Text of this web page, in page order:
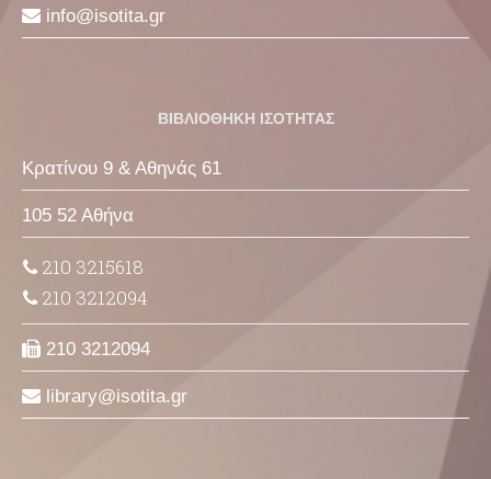
info isotita gr
ΒΙΒΛΙΟΘΗΚΗ ΙΣΟΤΗΤΑΣ
Κρατίνου 9 & Αθηνάς 61
105 52 Αθήνα
210 3215618
210 3212094
210 3212094
library isotita gr